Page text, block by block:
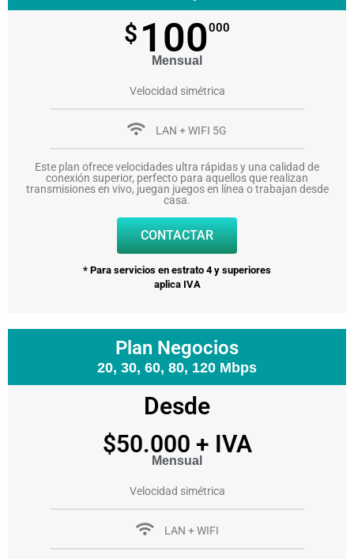
$ 100000
Mensual
Velocidad simétrica
LAN + WIFI 5G
Este plan ofrece velocidades ultra rápidas y una calidad de
conexión superior, perfecto para aquellos que realizan
transmisiones en vivo, juegan juegos en línea o trabajan desde
casa.
CONTACTAR
* Para servicios en estrato 4 y superiores
aplica IVA
Plan Negocios
20, 30, 60, 80, 120 Mbps
Desde
$50.000 + IVA
Mensual
Velocidad simétrica
LAN + WIFI